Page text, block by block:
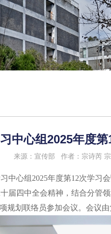
中心组2025年度
来源：宣传部 作者：宗诗芮
中心组2025年度第12次学习
届四中全会精神，结合分管
规划联络员参加会议。会议由